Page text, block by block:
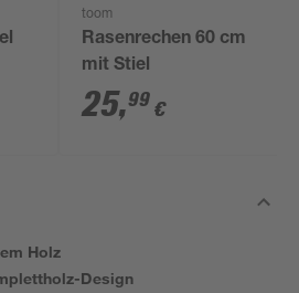
toom
Rasenrechen 60 cm
mit Stiel
25,99 €
Holz
Design